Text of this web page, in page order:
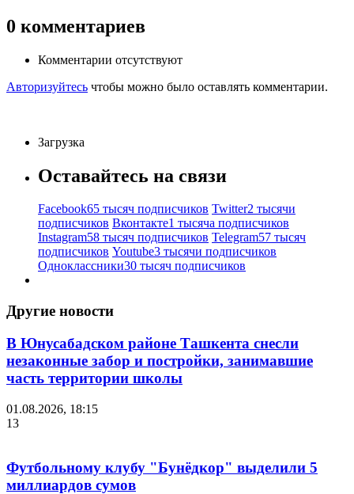
0 комментариев
Комментарии отсутствуют
Авторизуйтесь чтобы можно было оставлять комментарии.
Загрузка
Оставайтесь на связи
Facebook65 тысяч подписчиков Twitter2 тысячи
подписчиков Вконтакте1 тысяча подписчиков
Instagram58 тысяч подписчиков Telegram57 тысяч
подписчиков Youtube3 тысячи подписчиков
Одноклассники30 тысяч подписчиков
Другие новости
В Юнусабадском районе Ташкента снесли
незаконные забор и постройки, занимавшие
часть территории школы
01.08.2026, 18:15
13
Футбольному клубу "Бунёдкор" выделили 5
миллиардов сумов